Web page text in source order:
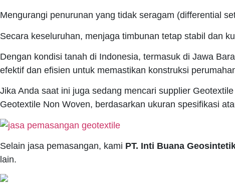
Mengurangi penurunan yang tidak seragam (differential
Secara keseluruhan, menjaga timbunan tetap stabil dan
Dengan kondisi tanah di Indonesia, termasuk di Jawa
efektif dan efisien untuk memastikan konstruksi
Jika Anda saat ini juga sedang mencari supplier
Geotextile Non Woven, berdasarkan ukuran spesifikasi
Selain jasa pemasangan, kami PT. Inti Buana
lain.